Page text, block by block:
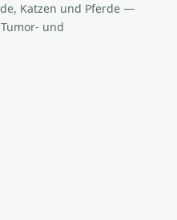
Katzen und Pferde —
und